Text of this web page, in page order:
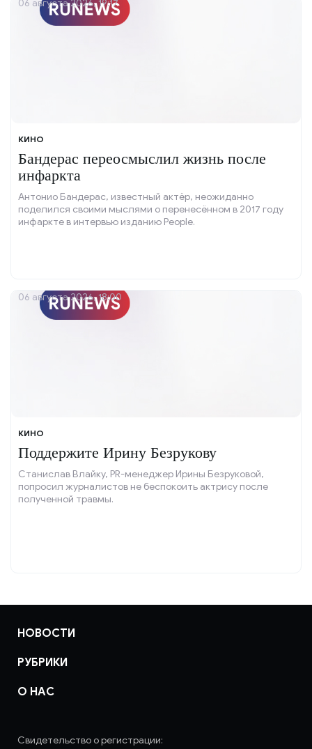
КИНО
Бандерас переосмыслил жизнь после
инфаркта
Антонио Бандерас, известный актёр, неожиданно
поделился своими мыслями о перенесённом в 2017 году
инфаркте в интервью изданию People.
06 августа 2026, 19:17
КИНО
Поддержите Ирину Безрукову
Станислав Влайку, PR-менеджер Ирины Безруковой,
попросил журналистов не беспокоить актрису после
полученной травмы.
06 августа 2026, 18:00
НОВОСТИ
РУБРИКИ
О НАС
Свидетельство о регистрации: